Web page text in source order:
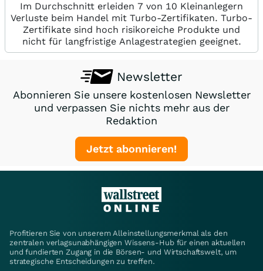
Im Durchschnitt erleiden 7 von 10 Kleinanlegern
Verluste beim Handel mit Turbo-Zertifikaten. Turbo-
Zertifikate sind hoch risikoreiche Produkte und
nicht für langfristige Anlagestrategien geeignet.
Newsletter
Abonnieren Sie unsere kostenlosen Newsletter
und verpassen Sie nichts mehr aus der
Redaktion
Jetzt abonnieren!
Profitieren Sie von unserem Alleinstellungsmerkmal als den
zentralen verlagsunabhängigen Wissens-Hub für einen aktuellen
und fundierten Zugang in die Börsen- und Wirtschaftswelt, um
strategische Entscheidungen zu treffen.